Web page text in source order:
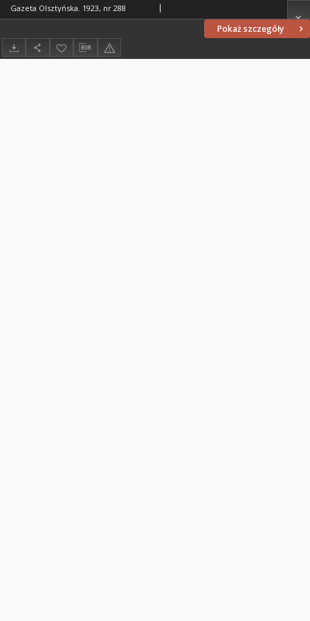
Pokaż szczegóły
Gazeta Olsztyńska. 1923, nr 288